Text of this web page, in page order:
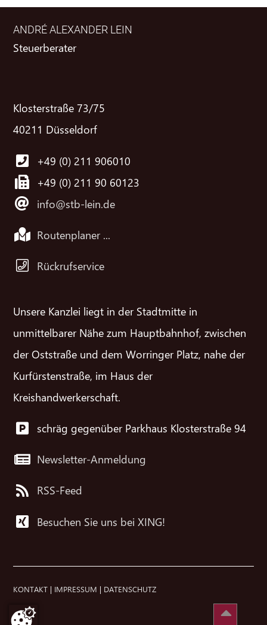
ANDRÉ ALEXANDER LEIN
Steuerberater
Klosterstraße 73/75
40211 Düsseldorf
+49 (0) 211 906010
+49 (0) 211 90 60123
info@stb-lein.de
Routenplaner ...
Rückrufservice
Unsere Kanzlei liegt in der Stadtmitte in
unmittelbarer Nähe zum Hauptbahnhof, zwischen
der Oststraße und dem Worringer Platz, nahe der
Kurfürstenstraße, im Haus der
Kreishandwerkerschaft.
schräg gegenüber Parkhaus Klosterstraße 94
Newsletter-Anmeldung
RSS-Feed
Besuchen Sie uns bei XING!
KONTAKT | IMPRESSUM | DATENSCHUTZ